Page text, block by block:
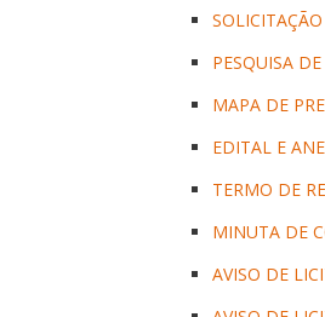
SOLICITAÇÃO
PESQUISA
MAPA DE
EDITAL E
TERMO DE
MINUTA DE
AVISO DE